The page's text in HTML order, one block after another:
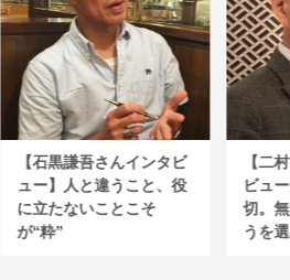
【石黒謙吾さんインタビ
ュー】人と違うこと、役
に立たないことこそ
が“粋”
【二
ビュ
切。
うを